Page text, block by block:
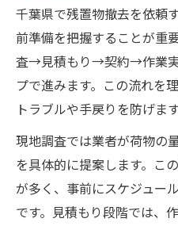
千葉県で残置物撤去を依頼
前準備を把握することが重
査→見積もり→契約→作業
プで進みます。この流れを
トラブルや手戻りを防げます
現地調査では業者が荷物の
を具体的に提案します。こ
が多く、事前にスケジュー
です。見積もり段階では、